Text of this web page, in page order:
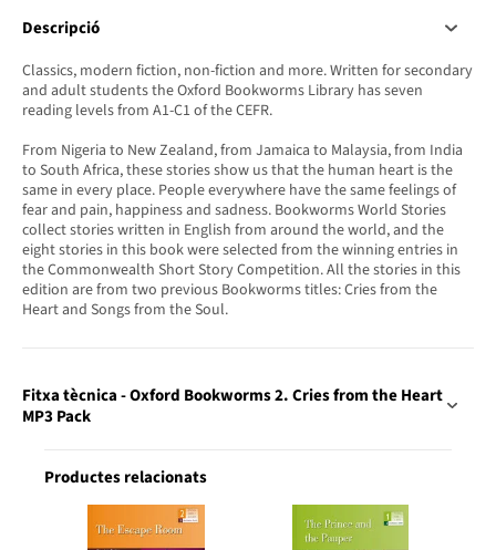
Descripció
Classics, modern fiction, non-fiction and more. Written for secondary
and adult students the Oxford Bookworms Library has seven
reading levels from A1-C1 of the CEFR.
From Nigeria to New Zealand, from Jamaica to Malaysia, from India
to South Africa, these stories show us that the human heart is the
same in every place. People everywhere have the same feelings of
fear and pain, happiness and sadness. Bookworms World Stories
collect stories written in English from around the world, and the
eight stories in this book were selected from the winning entries in
the Commonwealth Short Story Competition. All the stories in this
edition are from two previous Bookworms titles: Cries from the
Heart and Songs from the Soul.
Fitxa tècnica - Oxford Bookworms 2. Cries from the Heart
MP3 Pack
Productes relacionats